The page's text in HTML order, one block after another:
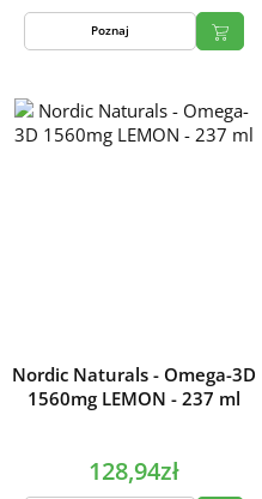
Poznaj
Nordic Naturals - Omega-3D
1560mg LEMON - 237 ml
128,94zł